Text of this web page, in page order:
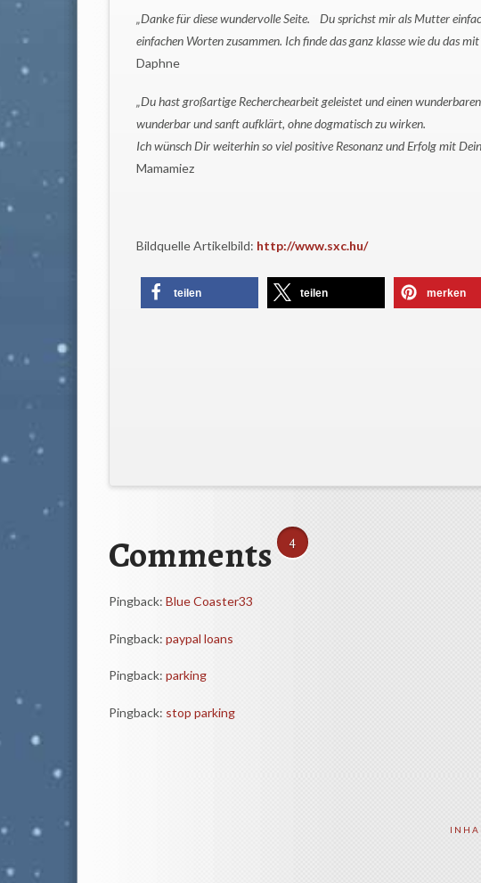
„Danke für diese wundervolle Seite. Du sprichst mir als Mutter
einfachen Worten zusammen. Ich finde das ganz klasse wie du das
Daphne
„Du hast großartige Recherchearbeit geleistet und einen
wunderbar und sanft aufklärt, ohne dogmatisch zu wirken.
Ich wünsch Dir weiterhin so viel positive Resonanz und Erfolg mit
Mamamiez
Bildquelle Artikelbild: http://www.sxc.hu/
teilen teilen merken
Comments 4
Pingback: Blue Coaster33
Pingback: paypal loans
Pingback: parking
Pingback: stop parking